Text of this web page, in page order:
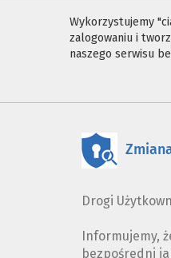
Wykorzystujemy
zalogowaniu i
naszego serwisu
Drogi
Informujemy,
bezpośredni